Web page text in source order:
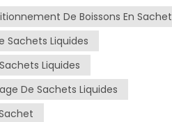
de gestion efficace de
alimentaire. Les
in-Liquide peuvent emballer
du lait, de l'eau potable)
sans avoir besoin de bouteilles
permet de fournir des produits
De Boissons En
Sachets Liquides
Liquides
De Sachets Liquides